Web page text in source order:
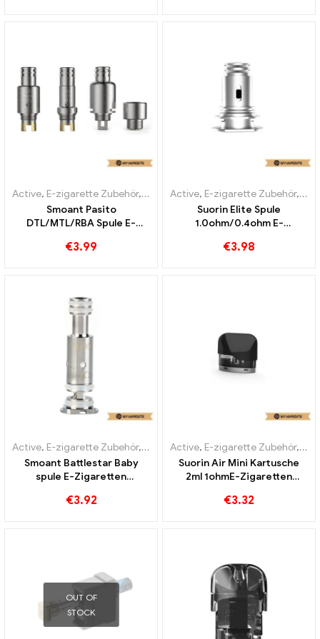
Active, E-zigarette Zubehör, Verdampfer
Smoant Pasito
DTL/MTL/RBA Spule E-
Custom
€3.99
Active, E-zigarette Zubehör,
Suorin Elite Spule
1.0ohm/0.4ohm E-
Custom
€3.98
Active, E-zigarette Zubehör, Verdampfer
Smoant Battlestar Baby
spule E-Zigaretten
€3.92
Active, E-zigarette Zubehör,
Suorin Air Mini Kartusche
2ml 1ohmE-Zigaretten
€3.32
OUT OF
STOCK